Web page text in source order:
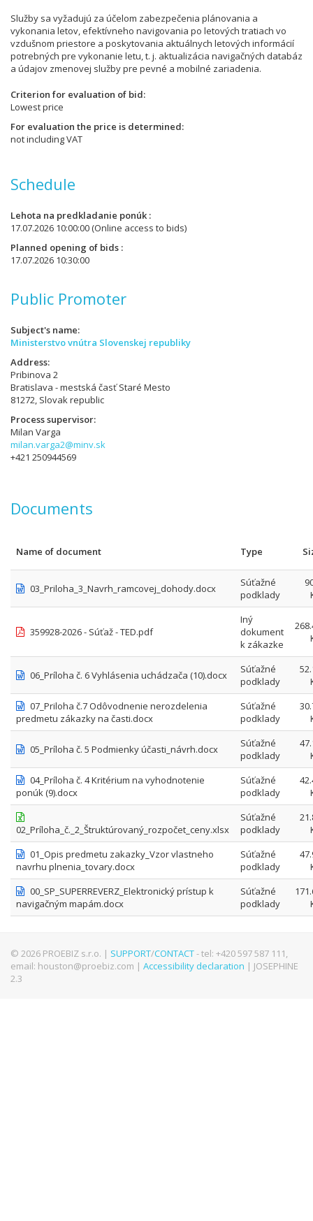
Služby sa vyžadujú za účelom zabezpečenia plánovania a
vykonania letov, efektívneho navigovania po letových tratiach vo
vzdušnom priestore a poskytovania aktuálnych letových informácií
potrebných pre vykonanie letu, t. j. aktualizácia navigačných databáz
a údajov zmenovej služby pre pevné a mobilné zariadenia.
Criterion for evaluation of bid
Lowest price
For evaluation the price is determined
not including VAT
Schedule
Lehota na predkladanie ponúk
17.07.2026 10:00:00(Online access to bids)
Planned opening of bids
17.07.2026 10:30:00
Public Promoter
Subject's name
Ministerstvo vnútra Slovenskej republiky
Address
Pribinova 2
Bratislava - mestská časť Staré Mesto
81272, Slovak republic
Process supervisor
Milan Varga
milan.varga2@minv.sk
+421 250944569
Documents
Name of document Type
03_Priloha_3_Navrh_ramcovej_dohody.docx
Súťažné
podklady
359928-2026 - Súťaž - TED.pdf
Iný
dokument
k zákazke
06_Príloha č. 6 Vyhlásenia uchádzača (10).docx
Súťažné
podklady
07_Priloha č.7 Odôvodnenie nerozdelenia
predmetu zákazky na časti.docx
Súťažné
podklady
05_Príloha č. 5 Podmienky účasti_návrh.docx
Súťažné
podklady
04_Príloha č. 4 Kritérium na vyhodnotenie
ponúk (9).docx
Súťažné
podklady
02_Príloha_č._2_Štruktúrovaný_rozpočet_ceny.xlsx
Súťažné
podklady
01_Opis predmetu zakazky_Vzor vlastneho
navrhu plnenia_tovary.docx
Súťažné
podklady
00_SP_SUPERREVERZ_Elektronický prístup k
navigačným mapám.docx
Súťažné
podklady
© 2026 PROEBIZ s.r.o. | SUPPORT/CONTACT- tel: +420 597 587 111,
email: houston@proebiz.com | Accessibility declaration | JOSEPHINE
2.3